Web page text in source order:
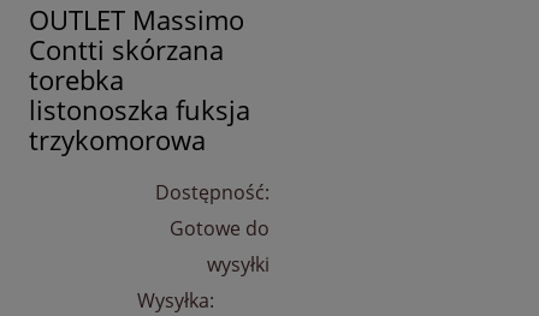
OUTLET Massimo
Contti skórzana
torebka
listonoszka fuksja
trzykomorowa
Dostępność:
Gotowe do
wysyłki
Wysyłka: